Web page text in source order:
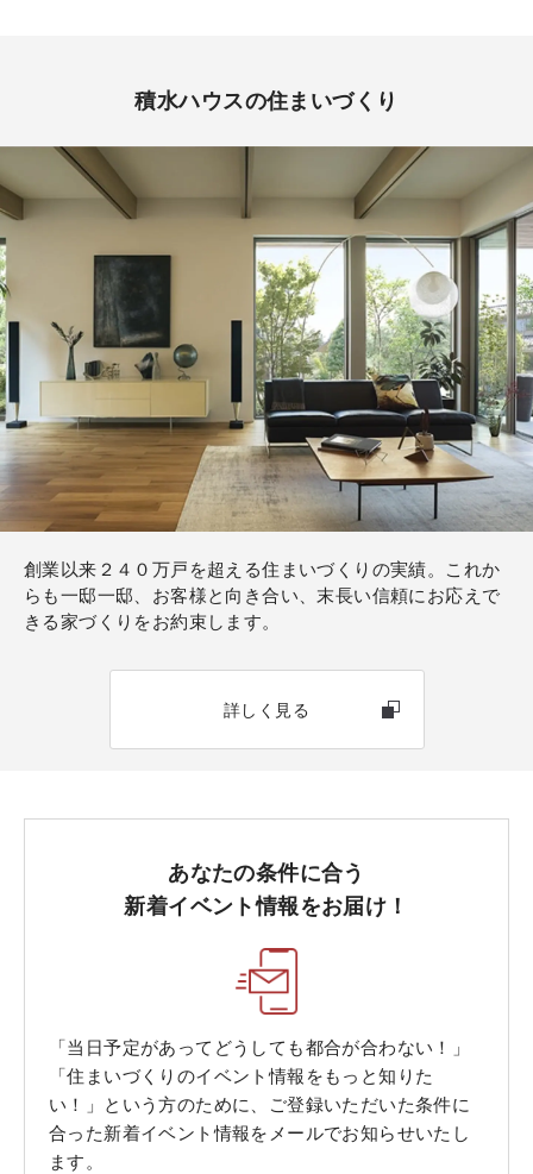
ご来場予約受付中！
①お客様のご予定に合わせてご案内いたします。
②お待たせすることなくご案内いたします。
③事前にいただいたご質問・ご要望等についてお調べ
しておきます。
※ご来場予約のお客様は、本ページ内の「ご予約・お
申込み」ボタンよりお申し込みください。
積水ハウスの住まいづくり
創業以来２４０万戸を超える住まいづくりの実績。これか
らも一邸一邸、お客様と向き合い、末長い信頼にお応えで
きる家づくりをお約束します。
詳しく見る
あなたの条件に合う
新着イベント情報をお届け！
「当日予定があってどうしても都合が合わない！」
「住まいづくりのイベント情報をもっと知りた
い！」という方のために、ご登録いただいた条件に
合った新着イベント情報をメールでお知らせいたし
ます。